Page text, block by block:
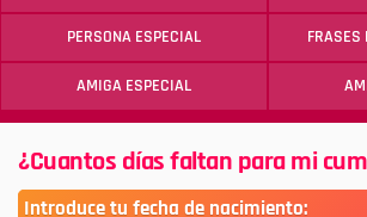
PERSONA ESPECIAL FRASES
AMIGA ESPECIAL
¿Cuantos días faltan para mi
Introduce tu fecha de nacimiento: